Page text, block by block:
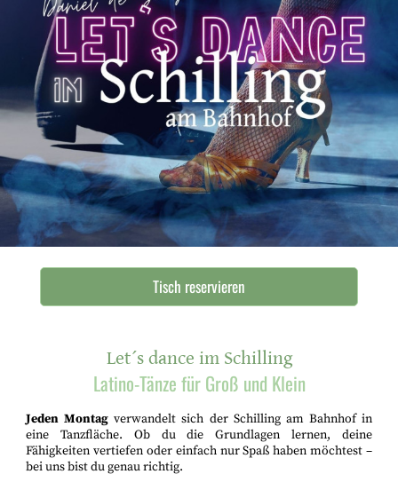
Tisch reservieren
Let´s dance im Schilling
Latino-Tänze für Groß und Klein
Jeden Montag verwandelt sich der Schilling am Bahnhof in
eine Tanzfläche. Ob du die Grundlagen lernen, deine
Fähigkeiten vertiefen oder einfach nur Spaß haben möchtest –
bei uns bist du genau richtig.